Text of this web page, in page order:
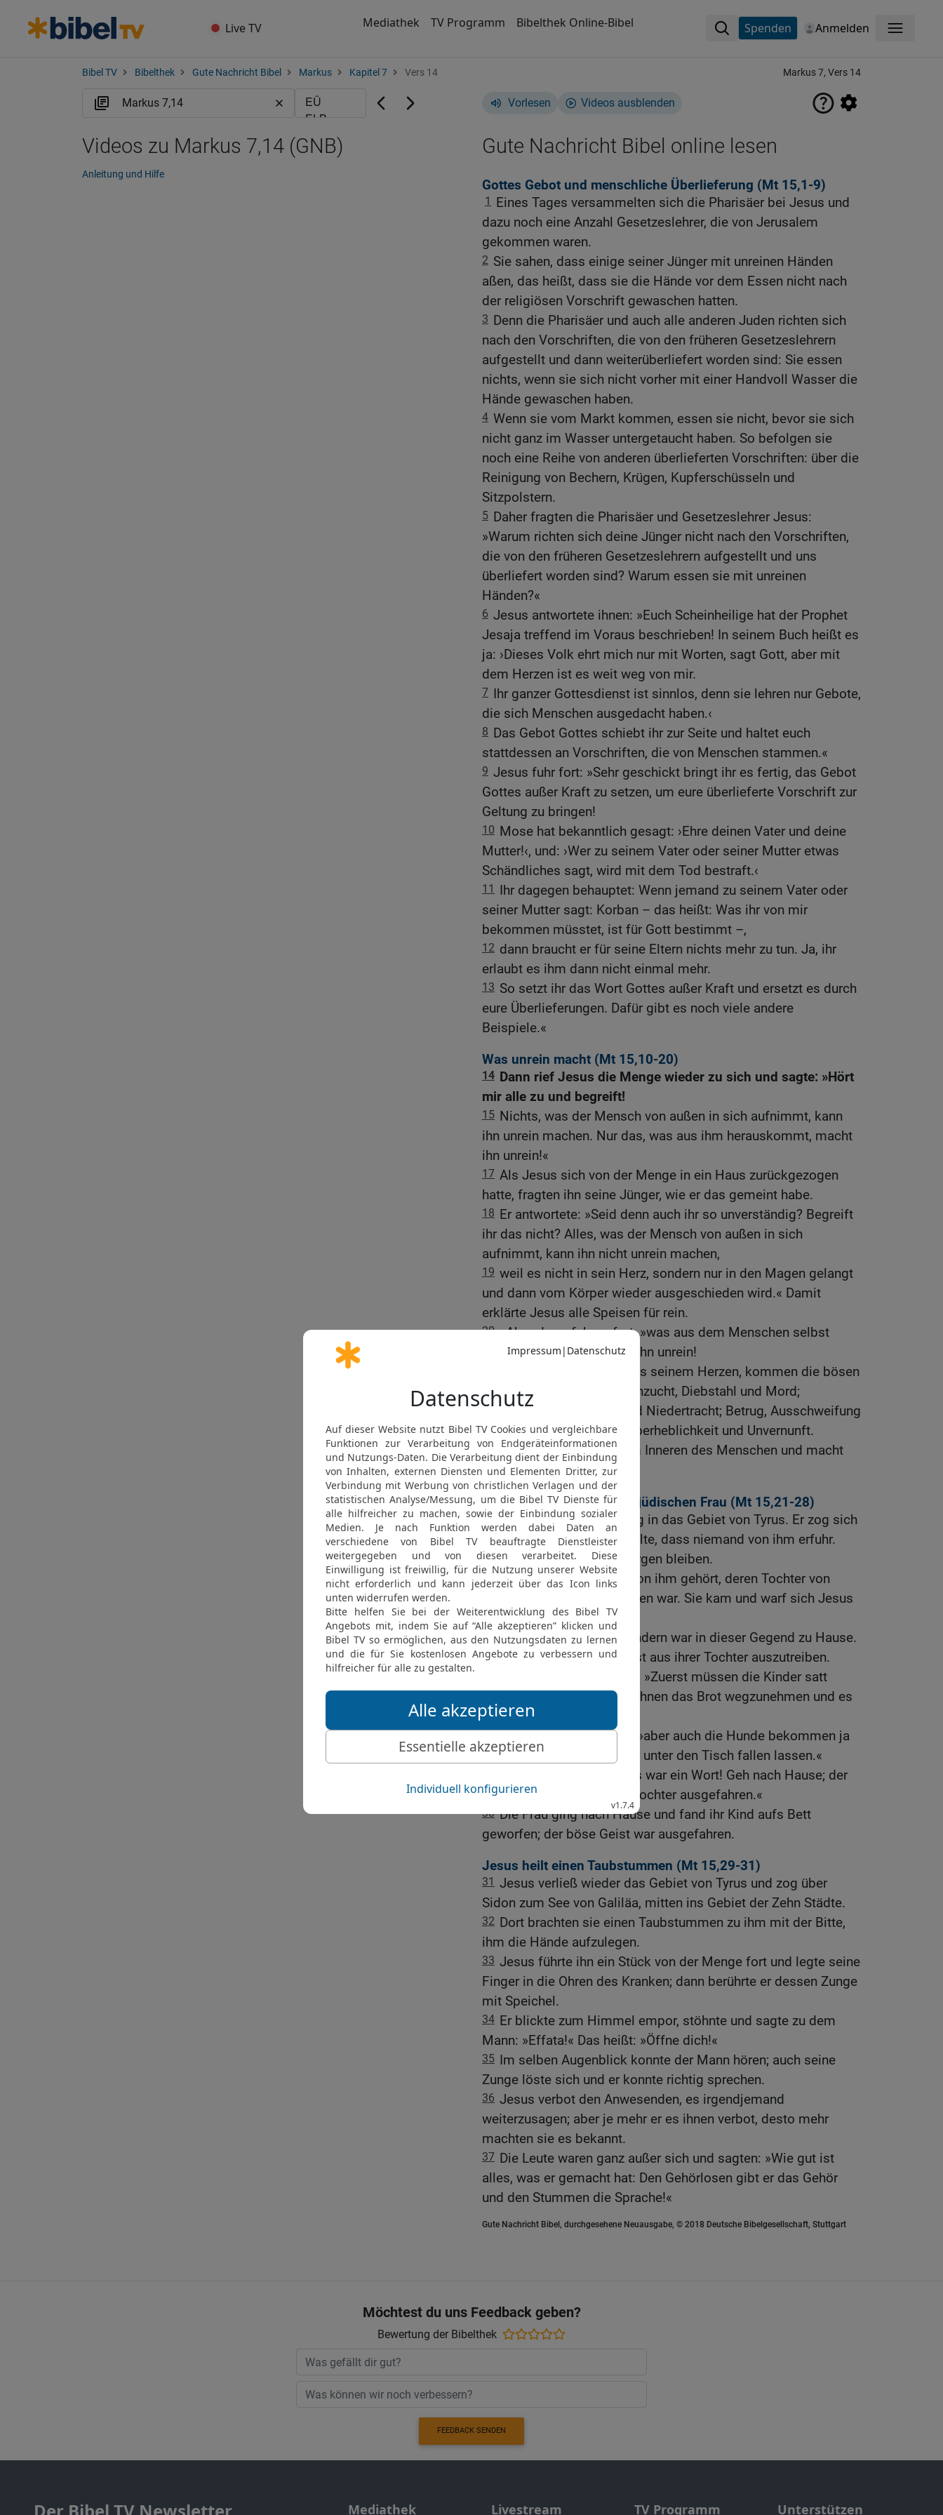
Live TV Mediathek TV Programm Bibelthek Online-Bibel Spenden Anmelden Menü
Bibel TV Bibelthek Gute Nachricht Bibel Markus Kapitel 7 Vers 14 Markus 7, Vers 14
Vorlesen Videos ausblenden
Gute Nachricht Bibel online lesen
Gottes Gebot und menschliche Überlieferung (Mt 15,1-9)
1
Eines Tages versammelten sich die Pharisäer bei Jesus und
dazu noch eine Anzahl Gesetzeslehrer, die von Jerusalem
gekommen waren.
2 Sie sahen, dass einige seiner Jünger mit unreinen Händen
aßen, das heißt, dass sie die Hände vor dem Essen nicht nach
der religiösen Vorschrift gewaschen hatten.
3 Denn die Pharisäer und auch alle anderen Juden richten sich
nach den Vorschriften, die von den früheren Gesetzeslehrern
aufgestellt und dann weiterüberliefert worden sind: Sie essen
nichts, wenn sie sich nicht vorher mit einer Handvoll Wasser die
Hände gewaschen haben.
4 Wenn sie vom Markt kommen, essen sie nicht, bevor sie sich
nicht ganz im Wasser untergetaucht haben. So befolgen sie
noch eine Reihe von anderen überlieferten Vorschriften: über die
Reinigung von Bechern, Krügen, Kupferschüsseln und
Sitzpolstern.
5 Daher fragten die Pharisäer und Gesetzeslehrer Jesus:
»Warum richten sich deine Jünger nicht nach den Vorschriften,
die von den früheren Gesetzeslehrern aufgestellt und uns
überliefert worden sind? Warum essen sie mit unreinen
Händen?«
6 Jesus antwortete ihnen: »Euch Scheinheilige hat der Prophet
Jesaja treffend im Voraus beschrieben! In seinem Buch heißt es
ja: ›Dieses Volk ehrt mich nur mit Worten, sagt Gott, aber mit
dem Herzen ist es weit weg von mir.
7 Ihr ganzer Gottesdienst ist sinnlos, denn sie lehren nur Gebote,
die sich Menschen ausgedacht haben.‹
8 Das Gebot Gottes schiebt ihr zur Seite und haltet euch
stattdessen an Vorschriften, die von Menschen stammen.«
9 Jesus fuhr fort: »Sehr geschickt bringt ihr es fertig, das Gebot
Gottes außer Kraft zu setzen, um eure überlieferte Vorschrift zur
Geltung zu bringen!
10 Mose hat bekanntlich gesagt: ›Ehre deinen Vater und deine
Mutter!‹, und: ›Wer zu seinem Vater oder seiner Mutter etwas
Schändliches sagt, wird mit dem Tod bestraft.‹
11
Ihr dagegen behauptet: Wenn jemand zu seinem Vater oder
seiner Mutter sagt: Korban – das heißt: Was ihr von mir
bekommen müsstet, ist für Gott bestimmt –,
12 dann braucht er für seine Eltern nichts mehr zu tun. Ja, ihr
erlaubt es ihm dann nicht einmal mehr.
13 So setzt ihr das Wort Gottes außer Kraft und ersetzt es durch
eure Überlieferungen. Dafür gibt es noch viele andere
Beispiele.«
Was unrein macht (Mt 15,10-20)
14 Dann rief Jesus die Menge wieder zu sich und sagte: »Hört
mir alle zu und begreift!
15 Nichts, was der Mensch von außen in sich aufnimmt, kann
ihn unrein machen. Nur das, was aus ihm herauskommt, macht
ihn unrein!«
17 Als Jesus sich von der Menge in ein Haus zurückgezogen
hatte, fragten ihn seine Jünger, wie er das gemeint habe.
18 Er antwortete: »Seid denn auch ihr so unverständig? Begreift
ihr das nicht? Alles, was der Mensch von außen in sich
aufnimmt, kann ihn nicht unrein machen,
19 weil es nicht in sein Herz, sondern nur in den Magen gelangt
und dann vom Körper wieder ausgeschieden wird.« Damit
erklärte Jesus alle Speisen für rein.
20 »Aber das«, fuhr er fort, »was aus dem Menschen selbst
herauskommt, das macht ihn unrein!
Denn aus ihm selbst, aus seinem Herzen, kommen die bösen
Gedanken und mit ihnen Unzucht, Diebstahl und Mord;
22 Ehebruch, Habsucht und Niedertracht; Betrug, Ausschweifung
und Neid; Verleumdung, Überheblichkeit und Unvernunft.
23
All das kommt aus dem Inneren des Menschen und macht
ihn unrein.«
Das Vertrauen einer nicht jüdischen Frau (Mt 15,21-28)
24 Jesus ging von dort weg in das Gebiet von Tyrus. Er zog sich
in ein Haus zurück und wollte, dass niemand von ihm erfuhr.
Aber er konnte nicht verborgen bleiben.
25 Schon hatte eine Frau von ihm gehört, deren Tochter von
einem bösen Geist besessen war. Sie kam und warf sich Jesus
zu Füßen.
26 Sie war keine Jüdin, sondern war in dieser Gegend zu Hause.
Sie bat ihn, den bösen Geist aus ihrer Tochter auszutreiben.
Aber Jesus sagte zu ihr: »Zuerst müssen die Kinder satt
werden. Es ist nicht recht, ihnen das Brot wegzunehmen und es
den Hunden vorzuwerfen.«
28 »Herr«, entgegnete sie, »aber auch die Hunde bekommen ja
die Brocken, die die Kinder unter den Tisch fallen lassen.«
Jesus sagte zu ihr: »Das war ein Wort! Geh nach Hause; der
böse Geist ist aus deiner Tochter ausgefahren.«
30 Die Frau ging nach Hause und fand ihr Kind aufs Bett
geworfen; der böse Geist war ausgefahren.
Jesus heilt einen Taubstummen (Mt 15,29-31)
31 Jesus verließ wieder das Gebiet von Tyrus und zog über
Sidon zum See von Galiläa, mitten ins Gebiet der Zehn Städte.
32 Dort brachten sie einen Taubstummen zu ihm mit der Bitte,
ihm die Hände aufzulegen.
33 Jesus führte ihn ein Stück von der Menge fort und legte seine
Finger in die Ohren des Kranken; dann berührte er dessen Zunge
mit Speichel.
34 Er blickte zum Himmel empor, stöhnte und sagte zu dem
Mann: »Effata!« Das heißt: »Öffne dich!«
35 Im selben Augenblick konnte der Mann hören; auch seine
Zunge löste sich und er konnte richtig sprechen.
36 Jesus verbot den Anwesenden, es irgendjemand
weiterzusagen; aber je mehr er es ihnen verbot, desto mehr
machten sie es bekannt.
37 Die Leute waren ganz außer sich und sagten: »Wie gut ist
alles, was er gemacht hat: Den Gehörlosen gibt er das Gehör
und den Stummen die Sprache!«
Gute Nachricht Bibel, durchgesehene Neuausgabe, © 2018 Deutsche Bibelgesellschaft, Stuttgart
Videos zu Markus 7,14 (GNB)
Anleitung und Hilfe
Möchtest du uns Feedback geben?
Bewertung der Bibelthek
FEEDBACK SENDEN
Der Bibel TV Newsletter Mediathek Livestream TV Programm Unterstützen